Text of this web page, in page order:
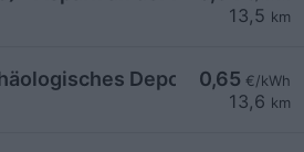
13,5 km
0,65 €/kWh
13,6 km
Depot